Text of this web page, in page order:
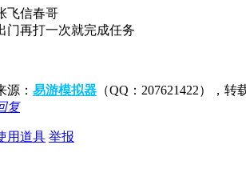
飞信春哥
门再打一次就完成任务
源： 易游模拟器 （QQ：207621422），转
复
用道具 举报